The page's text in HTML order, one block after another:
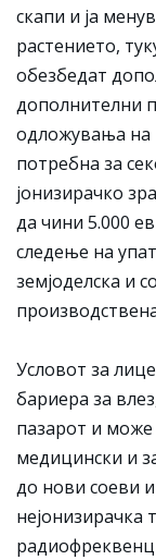
скапи и ја
растението,
обезбедат
дополнителни
одложувања на
потребна за
јонизирачко
да чини 5.000
следење на
земјоделска и
Условот за
бариера за
пазарот и
медицински и
до нови соеви
нејонизирачка